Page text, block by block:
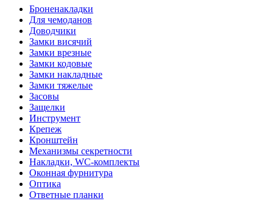
Броненакладки
Для чемоданов
Доводчики
Замки висячий
Замки врезные
Замки кодовые
Замки накладные
Замки тяжелые
Засовы
Защелки
Инструмент
Крепеж
Кронштейн
Механизмы секретности
Накладки, WC-комплекты
Оконная фурнитура
Оптика
Ответные планки